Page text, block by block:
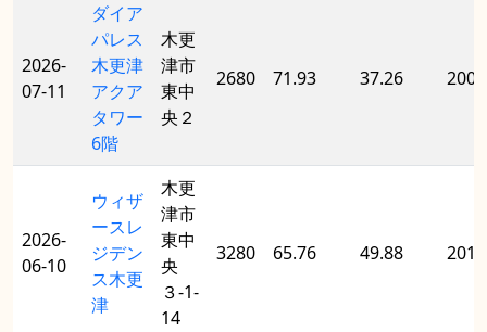
2026-
07-11
ダイア
パレス
木更津
アクア
タワー
6階
木更
津市
東中
央２
2680 71.93 37.26 2002
2026-
06-10
ウィザ
ースレ
ジデン
ス木更
津
木更
津市
東中
央
３-1-
14
3280 65.76 49.88 2014